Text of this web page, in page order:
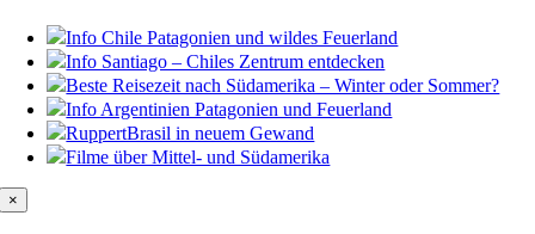
Info Chile Patagonien und wildes Feuerland
Info Santiago – Chiles Zentrum entdecken
Beste Reisezeit nach Südamerika – Winter oder Sommer?
Info Argentinien Patagonien und Feuerland
RuppertBrasil in neuem Gewand
Filme über Mittel- und Südamerika
×